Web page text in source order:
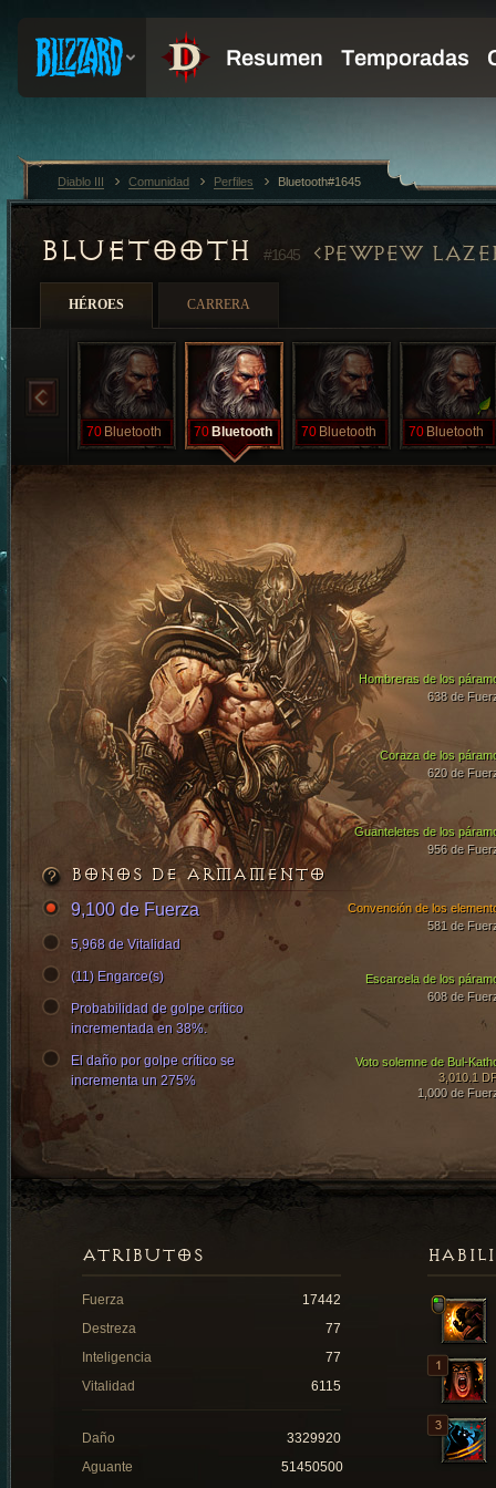
BLUETOOTH #1645 PEWPEW
HÉROES CARRERA
70 Bluetooth 70 Bluetooth 70 Bluetooth 70 Bluetooth
Coraza de los
620 de
Guanteletes de los
956 de
Hombreras de los
638 de
Escarcela de los
608 de
Voto solemne de Bul-
3,010.1
1,000 de
Convención de los
581 de
BONOS DE ARMAMENTO
9,100 de Fuerza
5,968 de Vitalidad
(11) Engarce(s)
Probabilidad de golpe crítico
incrementada en 38%.
El daño por golpe crítico se
incrementa un 275%
ATRIBUTOS
Fuerza
17442
Destreza
77
Inteligencia
77
Vitalidad
6115
Daño
3329920
Aguante
51450500
Diablo III Comunidad Perfiles Bluetooth#1645